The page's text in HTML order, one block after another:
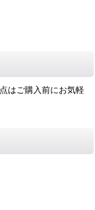
はご購入前にお気軽